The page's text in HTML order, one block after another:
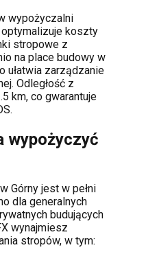
wypożyczalni
koszty
stropowe z
na place budowy w
ułatwia zarządzanie
Odległość z
km, co gwarantuje
wypożyczyć
Górny jest w pełni
dla generalnych
budujących
wynajmiesz
stropów, w tym: